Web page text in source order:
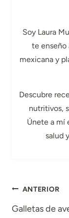
Soy Laura
te enseño
mexicana y
Descubre
nutritivos,
Únete a mí
salud
de
ANTERIOR
Galletas de